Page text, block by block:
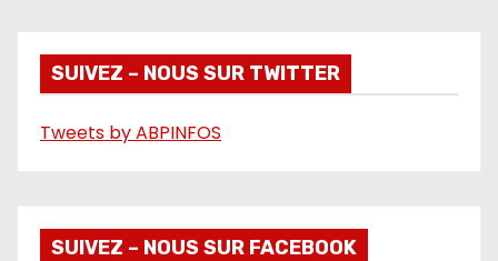
o
SUIVEZ – NOUS SUR TWITTER
Tweets by ABPINFOS
SUIVEZ – NOUS SUR FACEBOOK